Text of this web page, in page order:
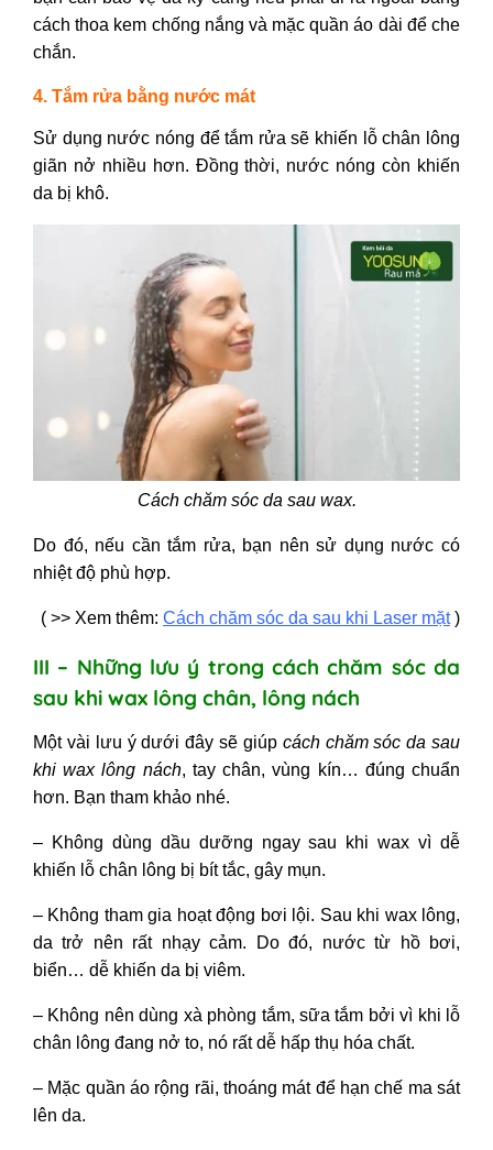
cách thoa kem chống nắng và mặc quần áo dài để che
chắn.
4. Tắm rửa bằng nước mát
Sử dụng nước nóng để tắm rửa sẽ khiến lỗ chân lông
giãn nở nhiều hơn. Đồng thời, nước nóng còn khiến
da bị khô.
Cách chăm sóc da sau wax.
Do đó, nếu cần tắm rửa, bạn nên sử dụng nước có
nhiệt độ phù hợp.
( >> Xem thêm: Cách chăm sóc da sau khi Laser mặt)
III – Những lưu ý trong cách chăm sóc da
sau khi wax lông chân, lông nách
Một vài lưu ý dưới đây sẽ giúp cách chăm sóc da sau
khi wax lông nách, tay chân, vùng kín… đúng chuẩn
hơn. Bạn tham khảo nhé.
– Không dùng dầu dưỡng ngay sau khi wax vì dễ
khiến lỗ chân lông bị bít tắc, gây mụn.
– Không tham gia hoạt động bơi lội. Sau khi wax lông,
da trở nên rất nhạy cảm. Do đó, nước từ hồ bơi,
biển… dễ khiến da bị viêm.
– Không nên dùng xà phòng tắm, sữa tắm bởi vì khi lỗ
chân lông đang nở to, nó rất dễ hấp thụ hóa chất.
– Mặc quần áo rộng rãi, thoáng mát để hạn chế ma sát
lên da.